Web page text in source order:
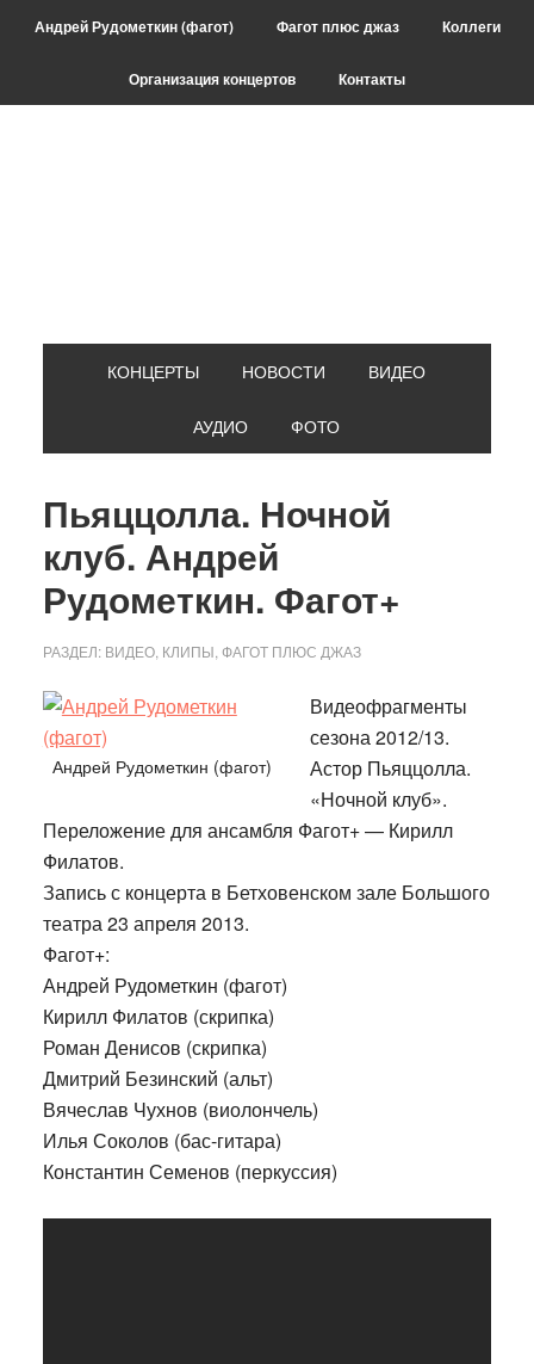
navigation
content
sidebar
Андрей Рудометкин (фагот) Фагот плюс джаз Коллеги
Организация концертов Контакты
КОНЦЕРТЫ НОВОСТИ ВИДЕО
АУДИО ФОТО
Пьяццолла. Ночной
клуб. Андрей
Рудометкин. Фагот+
РАЗДЕЛ: ВИДЕО, КЛИПЫ ФАГОТ ПЛЮС ДЖАЗ
Андрей Рудометкин (фагот)
Видеофрагменты
сезона 2012/13.
Астор Пьяццолла.
«Ночной клуб».
Переложение для ансамбля Фагот+ — Кирилл
Филатов.
Запись с концерта в Бетховенском зале Большого
театра 23 апреля 2013.
Фагот+:
Андрей Рудометкин (фагот)
Кирилл Филатов (скрипка)
Роман Денисов (скрипка)
Дмитрий Безинский (альт)
Вячеслав Чухнов (виолончель)
Илья Соколов (бас-гитара)
Константин Семенов (перкуссия)